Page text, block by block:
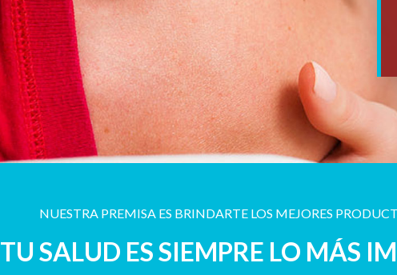
NUESTRA PREMISA ES BRINDARTE LOS MEJORES
TU SALUD ES SIEMPRE LO MÁS